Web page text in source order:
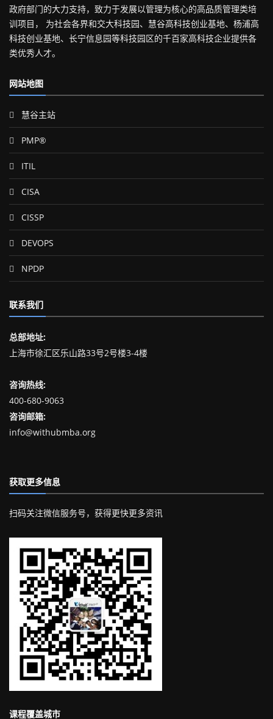
政府部门的大力支持，致力于发展以管理为核心的高品质管理类培
训项目， 为社会各界和交大科技园、慧谷高科技创业基地、杨浦高
科技创业基地、长宁信息园等科技园区的千百家高科技企业提供各
类优秀人才。
网站地图
慧谷主站
PMP®
ITIL
CISA
CISSP
DEVOPS
NPDP
联系我们
总部地址:
上海市徐汇区乐山路33号2号楼3-4楼
咨询热线:
400-680-9063
咨询邮箱:
info@withubmba.org
获取更多信息
扫码关注微信服务号，获得更快更多资讯
课程覆盖城市